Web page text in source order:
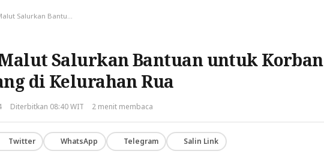
DPW Ndaru Malut Salurkan Bantuan untuk Korban Banjir Bandang di Kelurahan Rua
Salurkan Bantuan untuk Korban
di Kelurahan Rua
Diterbitkan 08:40 WIT 2 menit membaca
Twitter WhatsApp Telegram Salin Link